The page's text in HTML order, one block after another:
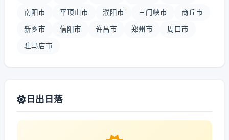
南阳市 平顶山市 濮阳市 三门峡市 商丘市
新乡市 信阳市 许昌市 郑州市 周口市
驻马店市
日出日落